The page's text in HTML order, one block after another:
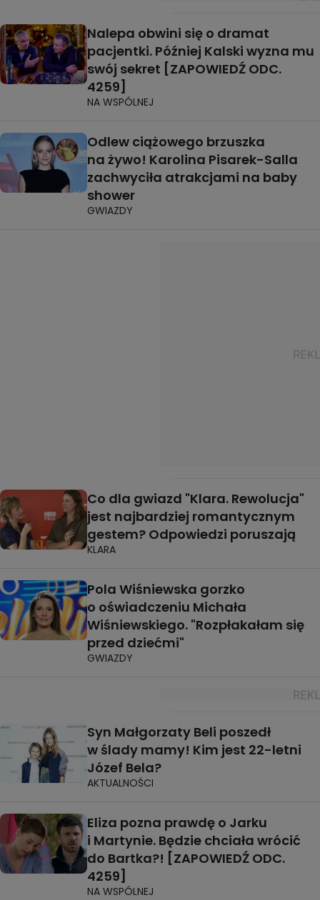
Nalepa obwini się o dramat
pacjentki. Później Kalski wyzna mu
swój sekret [ZAPOWIEDŹ ODC.
4259]
NA WSPÓLNEJ
Odlew ciążowego brzuszka
na żywo! Karolina Pisarek-Salla
zachwyciła atrakcjami na baby
shower
GWIAZDY
Co dla gwiazd "Klara. Rewolucja"
jest najbardziej romantycznym
gestem? Odpowiedzi poruszają
KLARA
Pola Wiśniewska gorzko
o oświadczeniu Michała
Wiśniewskiego. "Rozpłakałam się
przed dziećmi"
GWIAZDY
Syn Małgorzaty Beli poszedł
w ślady mamy! Kim jest 22-letni
Józef Bela?
AKTUALNOŚCI
Eliza pozna prawdę o Jarku
i Martynie. Będzie chciała wrócić
do Bartka?! [ZAPOWIEDŹ ODC.
4259]
NA WSPÓLNEJ